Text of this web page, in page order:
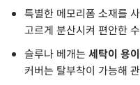
특별한 메모리폼 소재를
고르게 분산시켜 편안한
슬루나 베개는 세탁이 용이
커버는 탈부착이 가능해